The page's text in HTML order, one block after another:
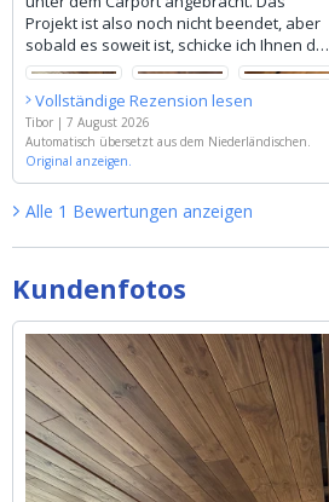
Projekt ist also noch nicht beendet, aber
sobald es soweit ist, schicke ich Ihnen das
Ergebnis. Ich sende Ihnen jetzt schon
zeigen.
Vollständige Rezension lesen
Tibor | 7 August 2026
Automatisch übersetzt aus dem Niederländischen.
Original anzeigen.
Alle 1 Bewertungen anzeigen
Kundenfotos